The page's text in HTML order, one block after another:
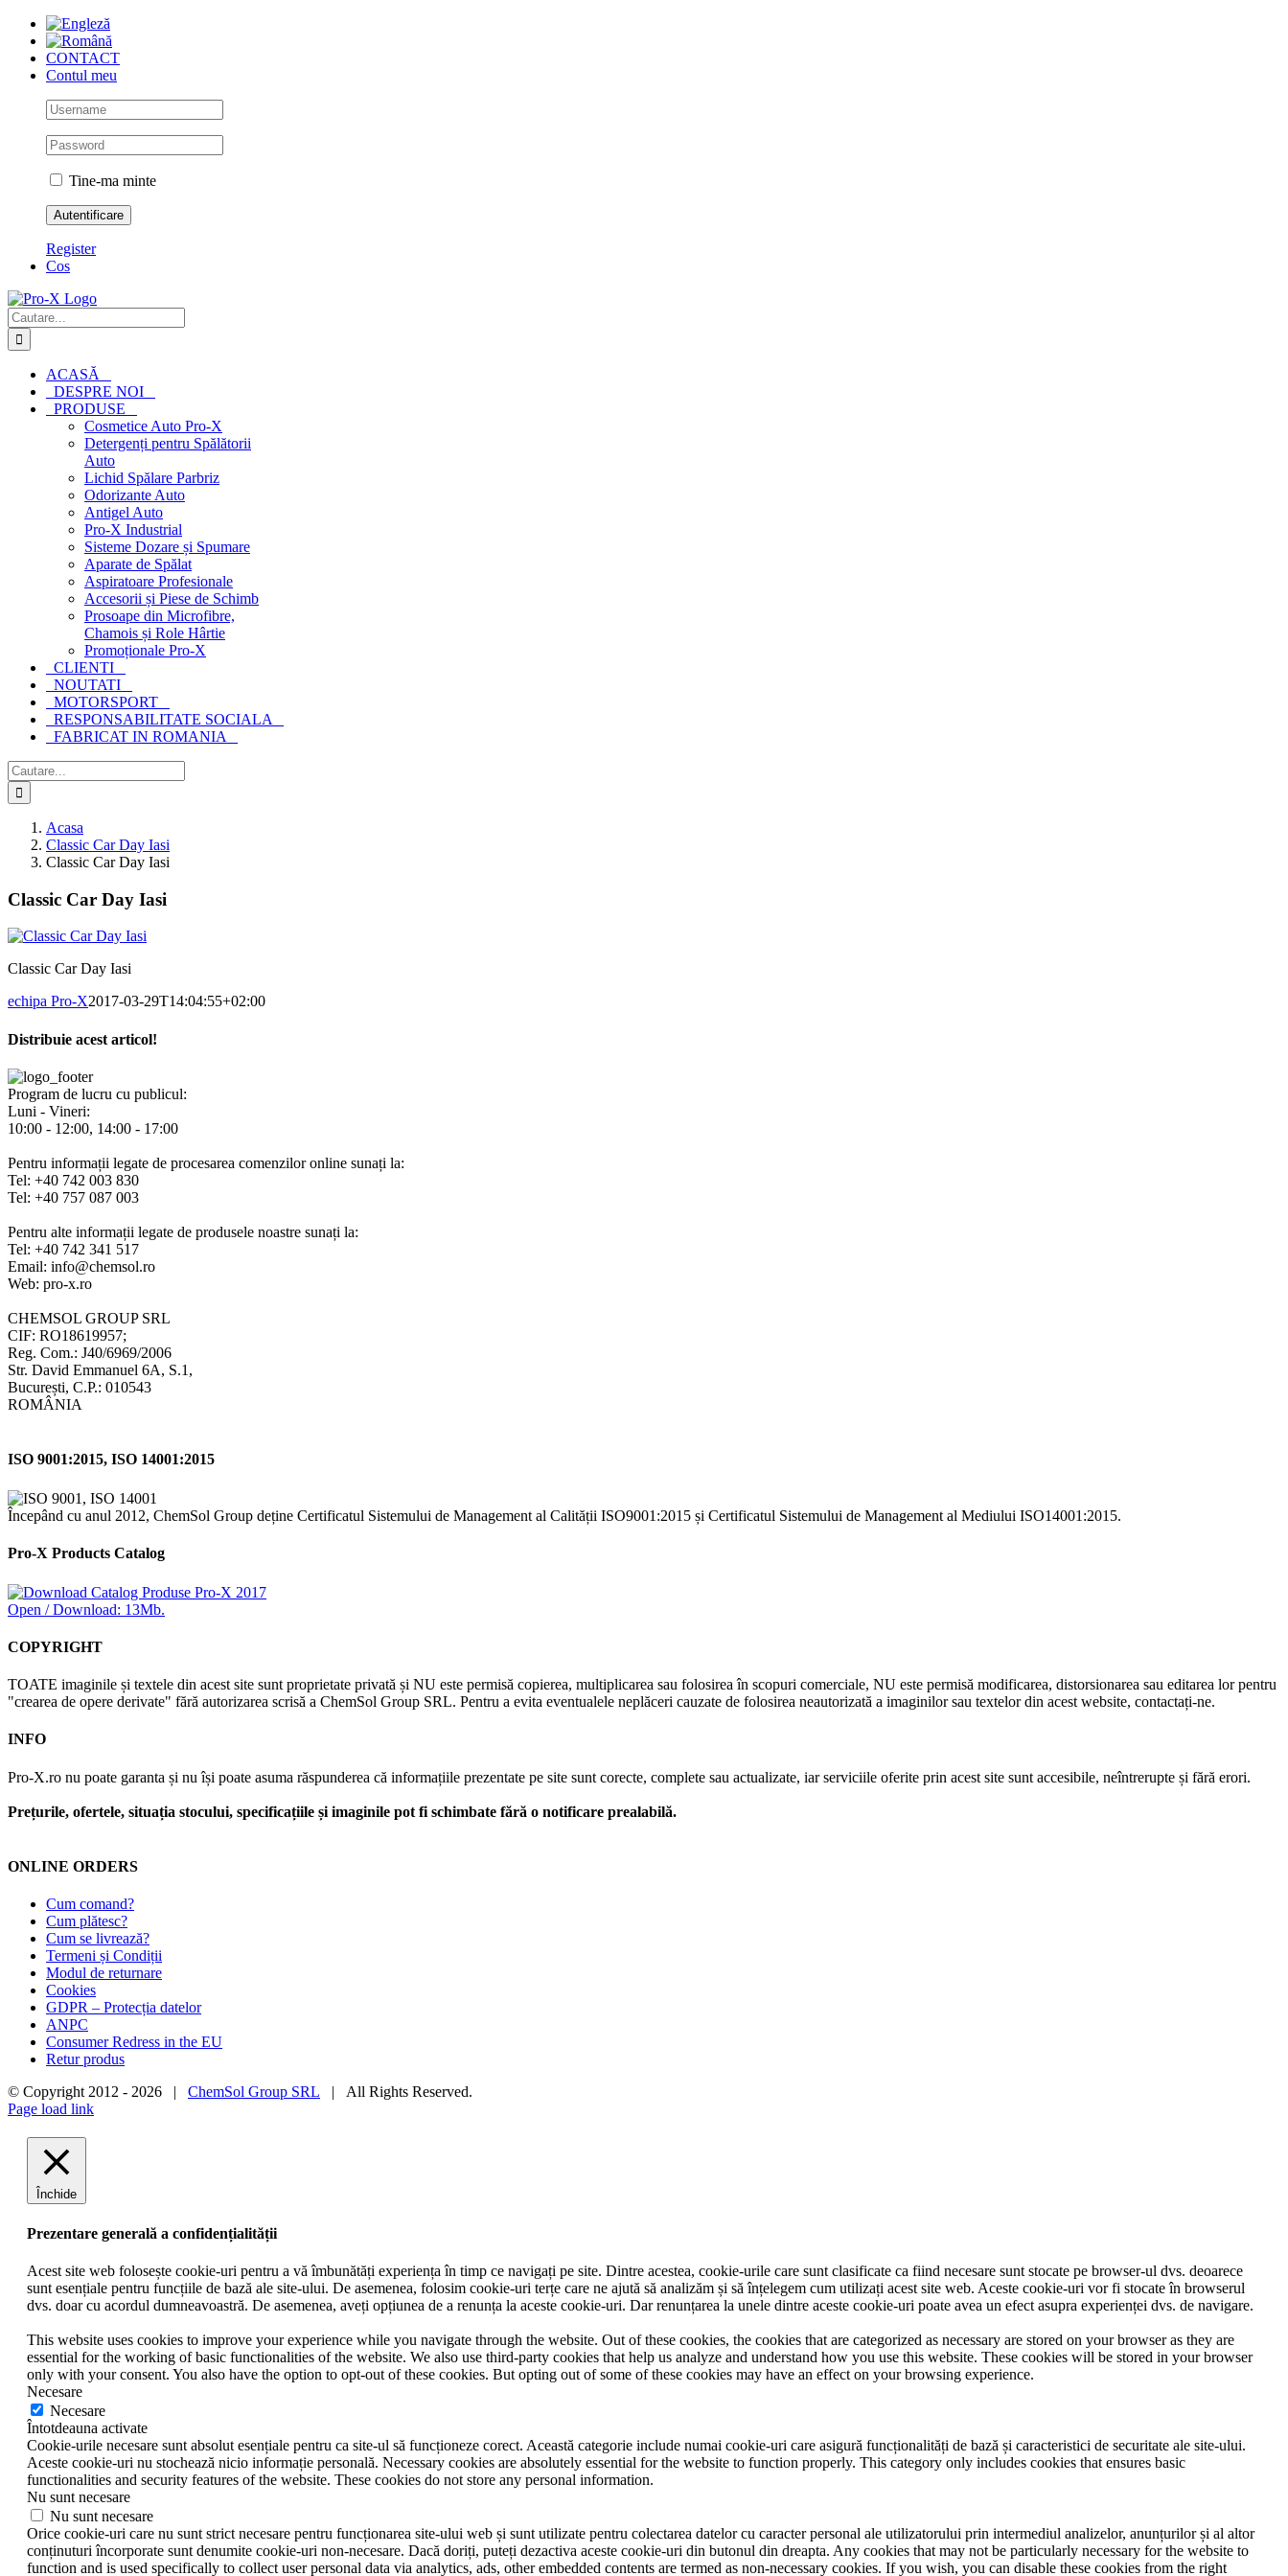
Skip
contentCONTACT
Contul meu
Tine-ma minte
Register
Cos
Cautare...
ACASĂ
DESPRE NOI
PRODUSE
Cosmetice Auto Pro-X
Detergenți pentru Spălătorii
Auto
Lichid Spălare Parbriz
Odorizante Auto
Antigel Auto
Pro-X Industrial
Sisteme Dozare și Spumare
Aparate de Spălat
Aspiratoare Profesionale
Accesorii și Piese de Schimb
Prosoape din Microfibre,
Chamois și Role Hârtie
Promoționale Pro-X
CLIENTI
NOUTATI
MOTORSPORT
RESPONSABILITATE SOCIALA
FABRICAT IN ROMANIA
Cautare...
Acasa
Classic Car Day Iasi
Classic Car Day Iasi
Classic Car Day Iasi
Classic Car Day Iasi
echipa Pro-X2017-03-29T14:04:55+02:00
Distribuie acest articol!
Facebook
X
Pinterest
E-
mail:
Program de lucru cu publicul:
Luni - Vineri:
10:00 - 12:00, 14:00 - 17:00
Pentru informații legate de procesarea comenzilor online sunați la:
Tel: +40 742 003 830
Tel: +40 757 087 003
Pentru alte informații legate de produsele noastre sunați la:
Tel: +40 742 341 517
Email: info@chemsol.ro
Web: pro-x.ro
CHEMSOL GROUP SRL
CIF: RO18619957;
Reg. Com.: J40/6969/2006
Str. David Emmanuel 6A, S.1,
București, C.P.: 010543
ROMÂNIA
ISO 9001:2015, ISO 14001:2015
Începând cu anul 2012, ChemSol Group deține Certificatul Sistemului de Management al Calității ISO9001:2015 și Certificatul Sistemului de Management al Mediului ISO14001:2015.
Pro-X Products Catalog
Open / Download: 13Mb.
COPYRIGHT
TOATE imaginile și textele din acest site sunt proprietate privată și NU este permisă copierea, multiplicarea sau folosirea în scopuri comerciale, NU este permisă modificarea, distorsionarea sau editarea lor pentru
"crearea de opere derivate" fără autorizarea scrisă a ChemSol Group SRL. Pentru a evita eventualele neplăceri cauzate de folosirea neautorizată a imaginilor sau textelor din acest website, contactați-ne.
INFO
Pro-X.ro nu poate garanta și nu își poate asuma răspunderea că informațiile prezentate pe site sunt corecte, complete sau actualizate, iar serviciile oferite prin acest site sunt accesibile, neîntrerupte și fără erori.
Prețurile, ofertele, situația stocului, specificațiile și imaginile pot fi schimbate fără o notificare prealabilă.
ONLINE ORDERS
Cum comand?
Cum plătesc?
Cum se livrează?
Termeni și Condiții
Modul de returnare
Cookies
GDPR – Protecția datelor
ANPC
Consumer Redress in the EU
Retur produs
© Copyright 2012 - 2026 | ChemSol Group SRL | All Rights Reserved.
Page load link
Închide
Prezentare generală a confidențialității
Acest site web folosește cookie-uri pentru a vă îmbunătăți experiența în timp ce navigați pe site. Dintre acestea, cookie-urile care sunt clasificate ca fiind necesare sunt stocate pe browser-ul dvs. deoarece
sunt esențiale pentru funcțiile de bază ale site-ului. De asemenea, folosim cookie-uri terțe care ne ajută să analizăm și să înțelegem cum utilizați acest site web. Aceste cookie-uri vor fi stocate în browserul
dvs. doar cu acordul dumneavoastră. De asemenea, aveți opțiunea de a renunța la aceste cookie-uri. Dar renunțarea la unele dintre aceste cookie-uri poate avea un efect asupra experienței dvs. de navigare.
This website uses cookies to improve your experience while you navigate through the website. Out of these cookies, the cookies that are categorized as necessary are stored on your browser as they are
essential for the working of basic functionalities of the website. We also use third-party cookies that help us analyze and understand how you use this website. These cookies will be stored in your browser
only with your consent. You also have the option to opt-out of these cookies. But opting out of some of these cookies may have an effect on your browsing experience.
Necesare
Necesare
Întotdeauna activate
Cookie-urile necesare sunt absolut esențiale pentru ca site-ul să funcționeze corect. Această categorie include numai cookie-uri care asigură funcționalități de bază și caracteristici de securitate ale site-ului.
Aceste cookie-uri nu stochează nicio informație personală. Necessary cookies are absolutely essential for the website to function properly. This category only includes cookies that ensures basic
functionalities and security features of the website. These cookies do not store any personal information.
Nu sunt necesare
Nu sunt necesare
Orice cookie-uri care nu sunt strict necesare pentru funcționarea site-ului web și sunt utilizate pentru colectarea datelor cu caracter personal ale utilizatorului prin intermediul analizelor, anunțurilor și al altor
conținuturi încorporate sunt denumite cookie-uri non-necesare. Dacă doriți, puteți dezactiva aceste cookie-uri din butonul din dreapta. Any cookies that may not be particularly necessary for the website to
function and is used specifically to collect user personal data via analytics, ads, other embedded contents are termed as non-necessary cookies. If you wish, you can disable these cookies from the right